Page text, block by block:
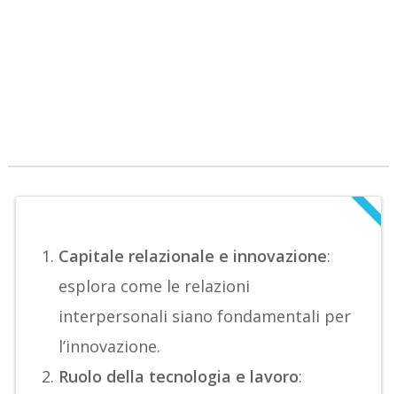
Capitale relazionale e innovazione:
esplora come le relazioni
interpersonali siano fondamentali per
l’innovazione.
Ruolo della tecnologia e lavoro: